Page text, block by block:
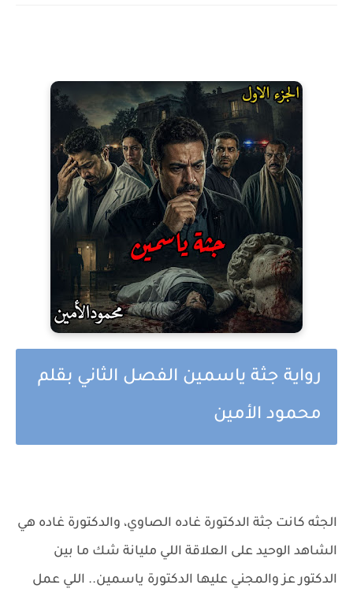
رواية جثة ياسمين الفصل الثاني بقلم
محمود الأمين
الجثه كانت جثة الدكتورة غاده الصاوي، والدكتورة غاده هي
الشاهد الوحيد على العلاقة اللي مليانة شك ما بين
الدكتور عز والمجني عليها الدكتورة ياسمين.. اللي عمل